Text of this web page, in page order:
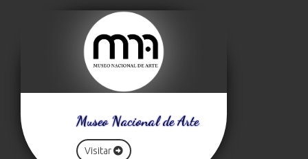
Museo Nacional de Arte
Visitar